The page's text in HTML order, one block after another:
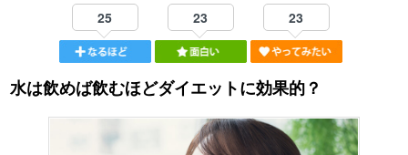
25 23 23
水は飲めば飲むほどダイエットに効果的？